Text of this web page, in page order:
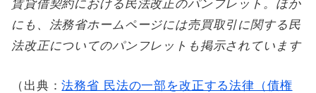
賃貸借契約における民法改正のパンフレット。ほか
にも、法務省ホームページには売買取引に関する民
法改正についてのパンフレットも掲示されています
（出典：法務省 民法の一部を改正する法律（債権